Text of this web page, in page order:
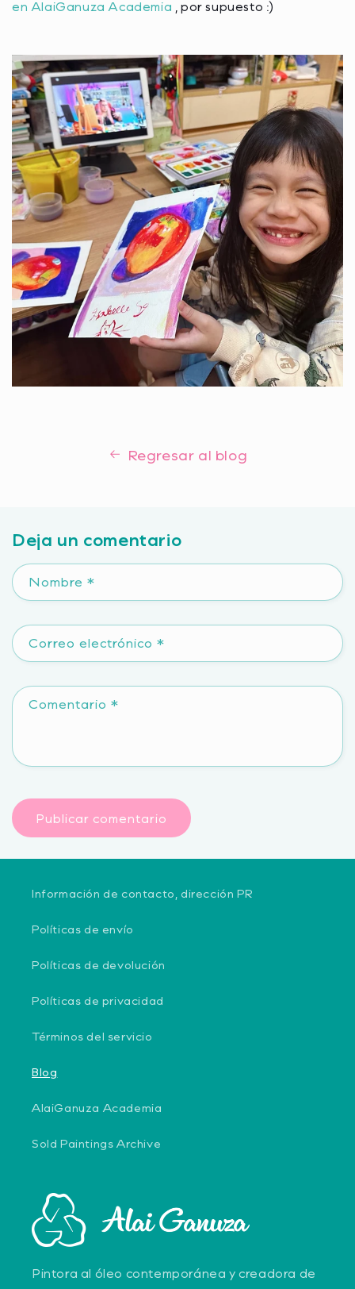
en AlaiGanuza Academia , por supuesto :)
Regresar al blog
Deja un comentario
Nombre *
Correo electrónico *
Comentario *
Información de contacto, dirección PR
Políticas de envío
Políticas de devolución
Políticas de privacidad
Términos del servicio
Blog
AlaiGanuza Academia
Sold Paintings Archive
Pintora al óleo contemporánea y creadora de